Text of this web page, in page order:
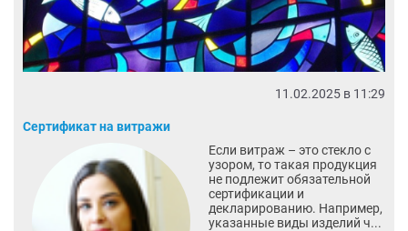
11.02.2025 в 11:29
Сертификат на витражи
Если витраж – это стекло с
узором, то такая продукция
не подлежит обязательной
сертификации и
декларированию. Например,
указанные виды изделий ч...